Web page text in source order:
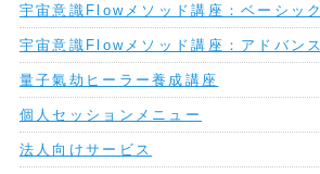
宇宙意識Flowメソッド講座：ベーシック
宇宙意識Flowメソッド講座：アドバンス
量子氣劫ヒーラー養成講座
個人セッションメニュー
法人向けサービス